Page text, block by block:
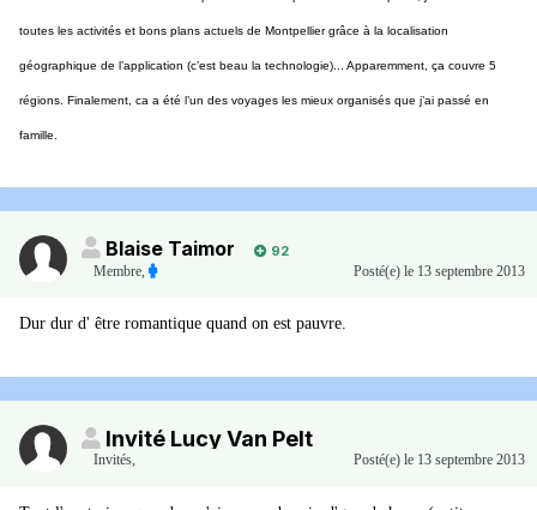
toutes les activités et bons plans actuels de Montpellier grâce à la localisation
géographique de l’application (c’est beau la technologie)... Apparemment, ça couvre 5
régions. Finalement, ca a été l’un des voyages les mieux organisés que j’ai passé en
famille.
Blaise Taimor
92
Membre, Posté(e) le 13 septembre 2013
Dur dur d' être romantique quand on est pauvre.
Invité Lucy Van Pelt
Invités, Posté(e) le 13 septembre 2013